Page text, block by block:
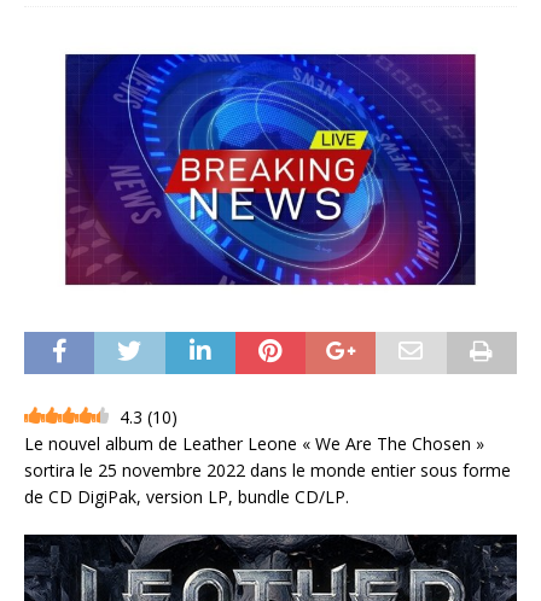
4.3 (10)
Le nouvel album de Leather Leone « We Are The Chosen »
sortira le 25 novembre 2022 dans le monde entier sous forme
de CD DigiPak, version LP, bundle CD/LP.